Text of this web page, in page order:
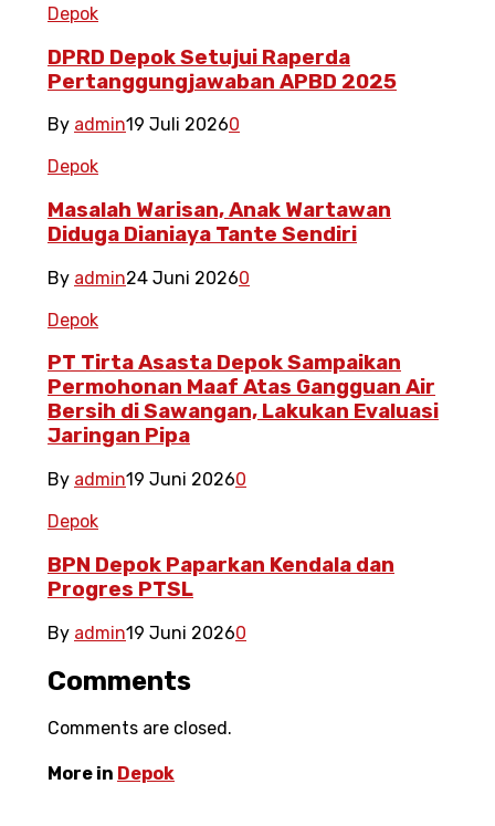
Depok
DPRD Depok Setujui Raperda
Pertanggungjawaban APBD 2025
By admin19 Juli 20260
Depok
Masalah Warisan, Anak Wartawan
Diduga Dianiaya Tante Sendiri
By admin24 Juni 20260
Depok
PT Tirta Asasta Depok Sampaikan
Permohonan Maaf Atas Gangguan Air
Bersih di Sawangan, Lakukan Evaluasi
Jaringan Pipa
By admin19 Juni 20260
Depok
BPN Depok Paparkan Kendala dan
Progres PTSL
By admin19 Juni 20260
Comments
Comments are closed.
More in Depok